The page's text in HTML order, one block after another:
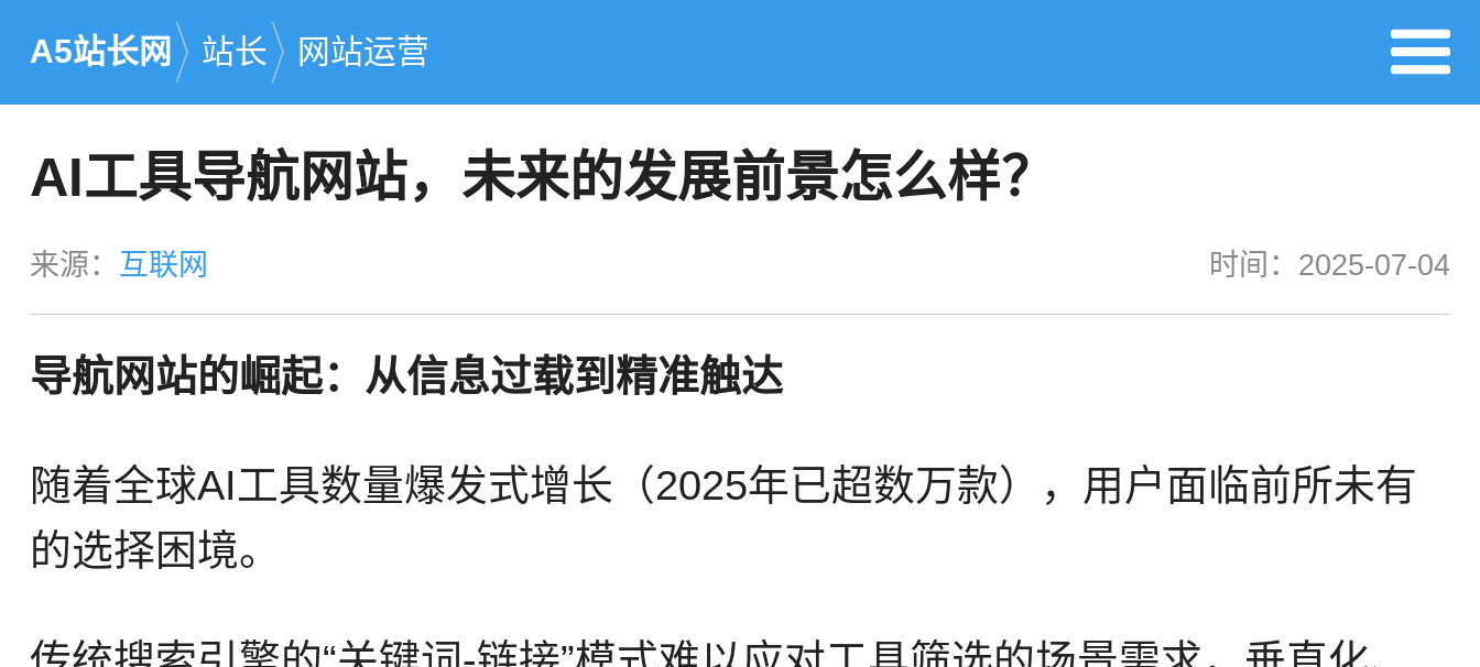
A5站长网 站长 网站运营
AI工具导航网站，未来的发展前景怎么样？
来源： 互联网 时间：2025-07-04
导航网站的崛起：从信息过载到精准触达
随着全球AI工具数量爆发式增长（2025年已超数万款），用户面临前所未有
的选择困境。